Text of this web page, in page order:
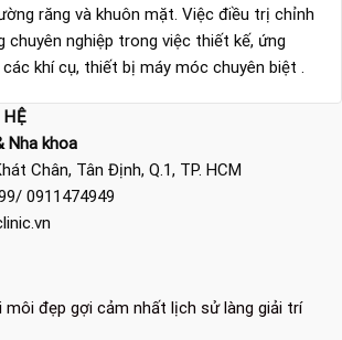
răng và khuôn mặt. Việc điều trị chỉnh
chuyên nghiệp trong việc thiết kế, ứng
các khí cụ, thiết bị máy móc chuyên biệt .
Nha khoa
Chân, Tân Định, Q.1, TP. HCM
0911474949
môi đẹp gợi cảm nhất lịch sử làng giải trí